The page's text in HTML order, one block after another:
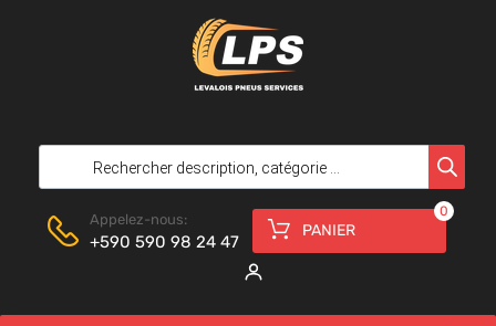
Appelez-nous:
+590 590 98 24 47
PANIER
0